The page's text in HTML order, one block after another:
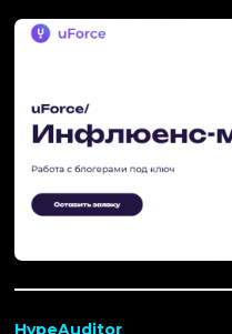
HypeAuditor